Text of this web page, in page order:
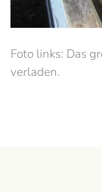
Foto links: Das
verladen.